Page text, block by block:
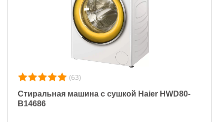
(63)
Стиральная машина с сушкой Haier HWD80-
B14686